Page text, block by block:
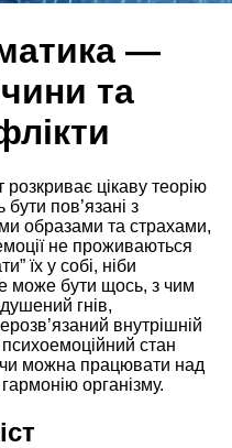
—
та
розкриває цікаву теорію
пов’язані з
образами та страхами,
не проживаються
їх у собі, ніби
може бути щось, з чим
гнів,
внутрішній
стан
чи можна працювати над
організму.